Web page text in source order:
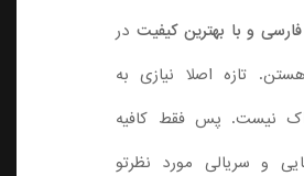
و با بهترین کیفیت در
تازه اصلا نیازی به
نیست. پس فقط کافیه
و سریالی مورد نظرتو